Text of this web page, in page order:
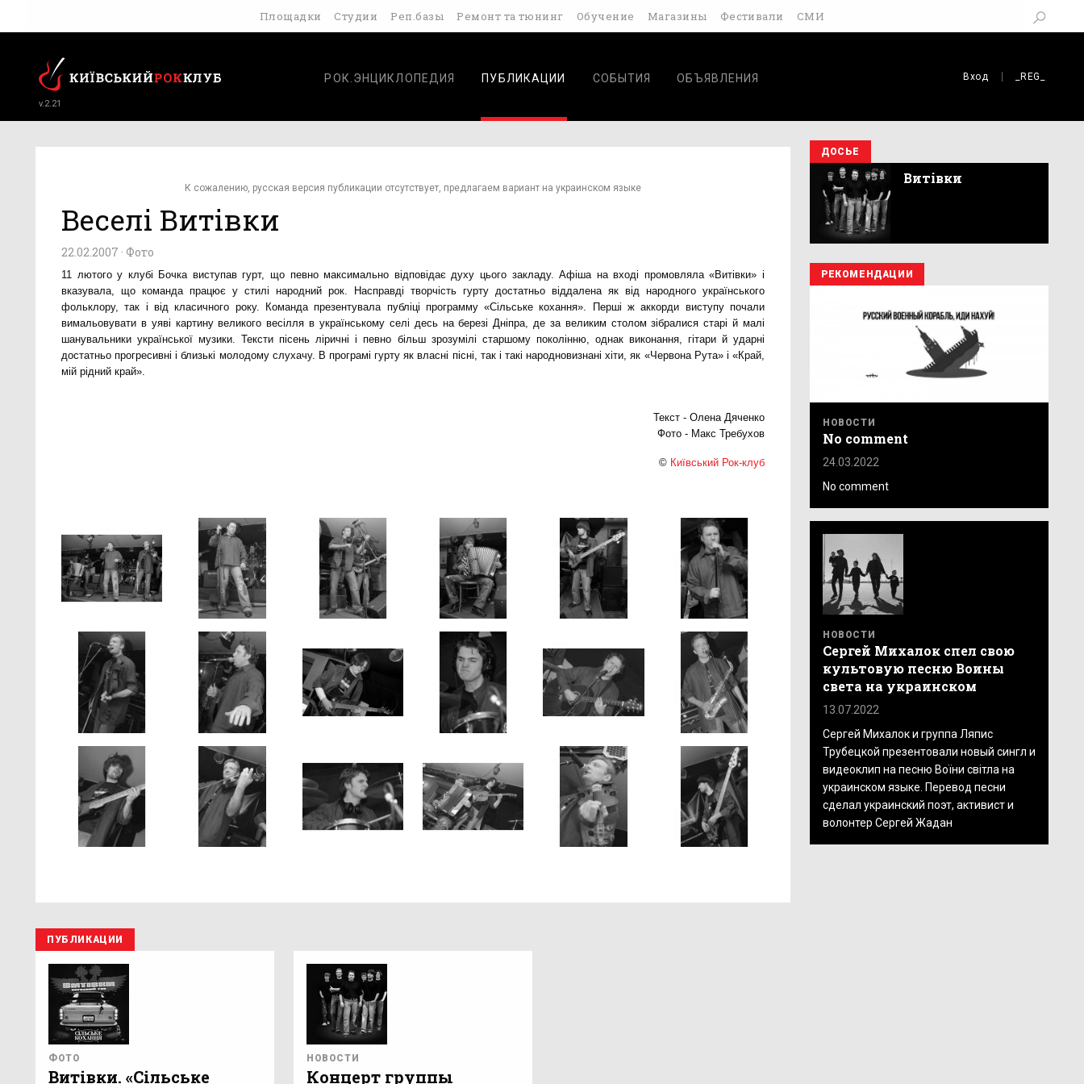
Площадки Студии Реп.базы Ремонт та тюнинг Обучение Магазины Фестивали СМИ
v.2.21
РОК.ЭНЦИКЛОПЕДИЯ ПУБЛИКАЦИИ СОБЫТИЯ ОБЪЯВЛЕНИЯ Вход _REG_
К сожалению, русская версия публикации отсутствует, предлагаем вариант на украинском языке
Веселі Витівки
22.02.2007 · Фото
11 лютого у клубі Бочка виступав гурт, що певно максимально відповідає духу цього закладу. Афіша на вході промовляла«Витівки» і
вказувала, що команда працює у стилі народний рок. Насправді творчість гурту достатньо віддалена як від народного українського
фольклору, так і від класичного року. Команда презентувала публіці программу«Сільське кохання». Перші ж аккорди виступу почали
вимальовувати в уяві картину великого весілля в українському селі десь на березі Дніпра, де за великим столом зібралися старі й малі
шанувальники української музики. Тексти пісень ліричні і певно більш зрозумілі старшому поколінню, однак виконання, гітари й ударні
достатньо прогресивні і близькі молодому слухачу. В програмі гурту як власні пісні, так і такі народновизнані хіти, як «Червона Рута» і «Край,
мій рідний край».
Текст - Олена Дяченко
Фото - Макс Требухов
© Київський Рок-клуб
ПУБЛИКАЦИИ
ФОТО
Витівки. «Сільське
НОВОСТИ
Концерт группы
ДОСЬЕ
Витівки
РЕКОМЕНДАЦИИ
НОВОСТИ
No comment
24.03.2022
No comment
НОВОСТИ
Сергей Михалок спел свою
культовую песню Воины
света на украинском
13.07.2022
Сергей Михалок и группа Ляпис
Трубецкой презентовали новый сингл и
видеоклип на песню Воїни світла на
украинском языке. Перевод песни
сделал украинский поэт, активист и
волонтер Сергей Жадан